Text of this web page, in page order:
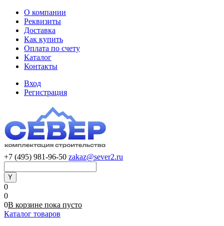
О компании
Реквизиты
Доставка
Как купить
Оплата по счету
Каталог
Контакты
Вход
Регистрация
+7 (495) 981-96-50 zakaz@sever2.ru
0
0
0В корзине пока пусто
Каталог товаров